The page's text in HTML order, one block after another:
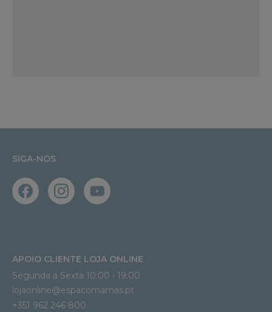
SIGA-NOS
APOIO CLIENTE LOJA ONLINE
Segunda a Sexta 10:00 › 19:00
lojaonline@espacomamas.pt
+351 962 246 800